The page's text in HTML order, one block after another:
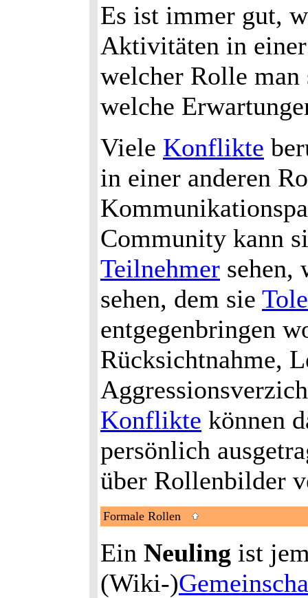
Es ist immer gut,
Aktivitäten in
welcher Rolle man
welche
Viele Konflikte
in einer anderen
Community kann
Teilnehmer sehen,
sehen, dem sie
entgegenbringen
Rücksichtnahme,
Konflikte können
persönlich
über Rollenbilder
Formale Rollen
Ein Neuling ist
(Wiki-)